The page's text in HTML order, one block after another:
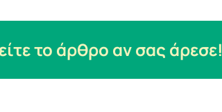
το άρθρο αν σας άρεσε!